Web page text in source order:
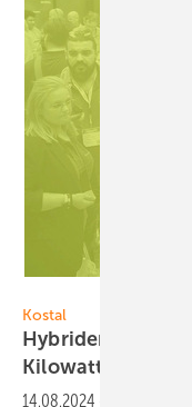
Kostal
Hybrider
Kilowatt
14.08.2024